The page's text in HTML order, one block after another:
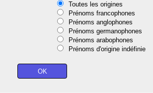
Toutes les origines
Prénoms francophones
Prénoms anglophones
Prénoms germanophones
Prénoms arabophones
Prénoms d'origine indéfinie